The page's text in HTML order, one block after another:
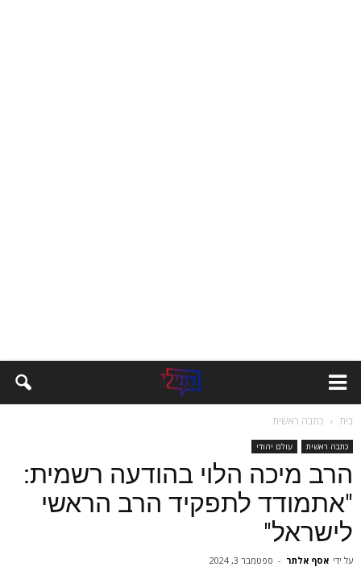
בית כתבה ראשית
כתבה ראשית עולם יהודי
הרב מיכה הלוי בהודעה רשמית:
"אתמודד לתפקיד הרב הראשי
לישראל"
על ידי אסף אלתר - ספטמבר 3, 2024